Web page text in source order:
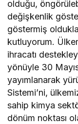
olduğu,
değişkenlik
göstermiş
kutluyorum.
ihracatı
yönüyle 30
yayımlanarak
Sistemi’ni,
sahip kimya
dönüm noktası